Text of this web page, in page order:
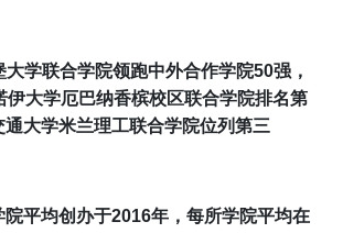
大学联合学院领跑中外合作学院50强，
伊大学厄巴纳香槟校区联合学院排名第
通大学米兰理工联合学院位列第三
院平均创办于2016年， 每所学院平均在